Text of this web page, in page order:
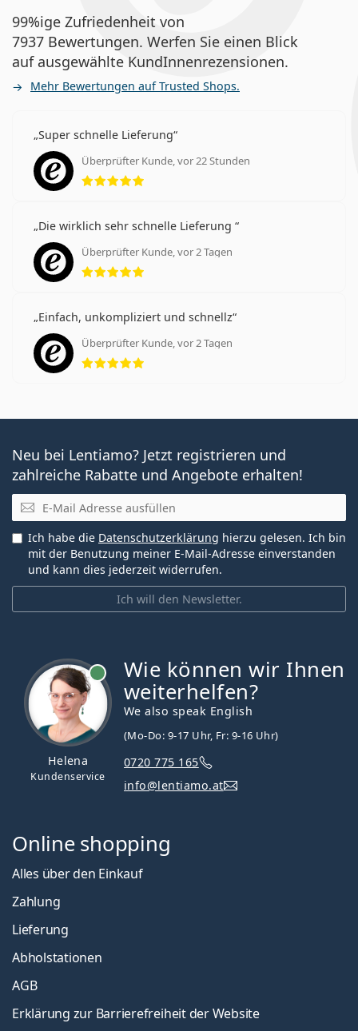
99%ige Zufriedenheit von
7937 Bewertungen. Werfen Sie einen Blick
auf ausgewählte KundInnenrezensionen.
Mehr Bewertungen auf Trusted Shops.
Super schnelle Lieferung
Überprüfter Kunde, vor 22 Stunden
Bewertung 5 aus 5
Die wirklich sehr schnelle Lieferung
Überprüfter Kunde, vor 2 Tagen
Bewertung 5 aus 5
Einfach, unkompliziert und schnellz
Überprüfter Kunde, vor 2 Tagen
Bewertung 5 aus 5
Neu bei Lentiamo? Jetzt registrieren und
zahlreiche Rabatte und Angebote erhalten!
E-Mail
Ich will den Newsletter.
Ich habe die Datenschutzerklärung hierzu gelesen. Ich bin
mit der Benutzung meiner E-Mail-Adresse einverstanden
und kann dies jederzeit widerrufen.
Helena
Kundenservice
Wie können wir Ihnen
weiterhelfen?
We also speak English
(Mo-Do: 9-17 Uhr, Fr: 9-16 Uhr)
0720 775 165
info@lentiamo.at
Online shopping
Alles über den Einkauf
Zahlung
Lieferung
Abholstationen
AGB
Erklärung zur Barrierefreiheit der Website